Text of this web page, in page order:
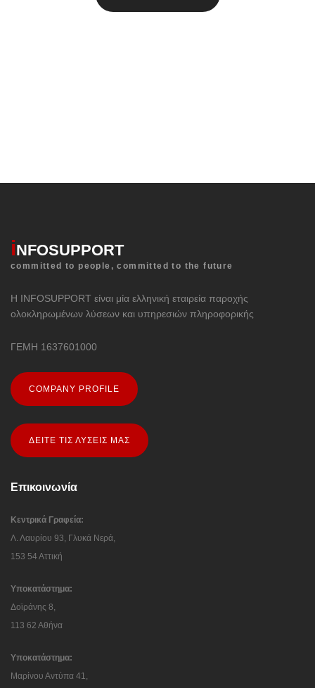
iNFOSUPPORT
committed to people, committed to the future
Η INFOSUPPORT είναι μία ελληνική εταιρεία παροχής
ολοκληρωμένων λύσεων και υπηρεσιών πληροφορικής
ΓΕΜΗ 1637601000
COMPANY PROFILE
ΔΕΙΤΕ ΤΙΣ ΛΥΣΕΙΣ ΜΑΣ
Επικοινωνία
Κεντρικά Γραφεία:
Λ. Λαυρίου 93, Γλυκά Νερά,
153 54 Αττική
Υποκατάστημα:
Δοϊράνης 8,
113 62 Αθήνα
Υποκατάστημα:
Μαρίνου Αντύπα 41,